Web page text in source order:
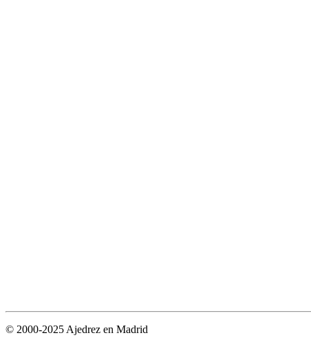
© 2000-2025 Ajedrez en Madrid